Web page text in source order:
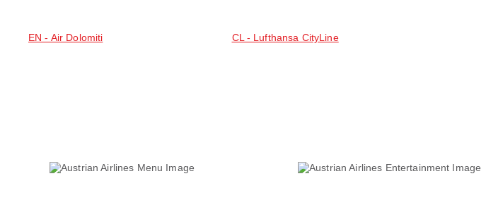
EN - Air Dolomiti CL - Lufthansa CityLine